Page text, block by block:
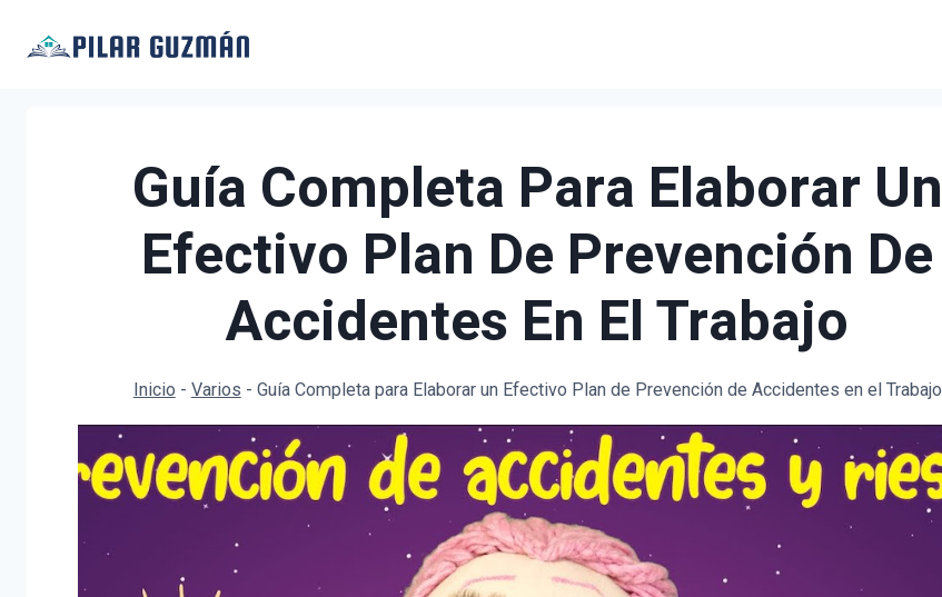
Guía Completa Para Elaborar Un
Efectivo Plan De Prevención De
Accidentes En El Trabajo
Inicio - Varios - Guía Completa para Elaborar un Efectivo Plan de Prevención de Accidentes en el Trabajo